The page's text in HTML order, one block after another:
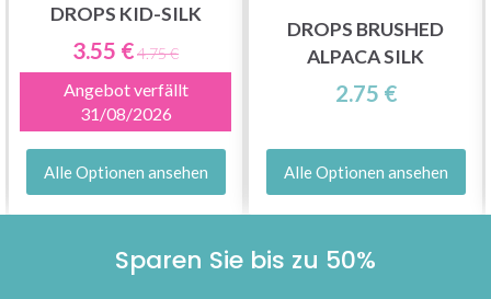
DROPS KID-SILK
3.55 €4.75 €
Angebot verfällt
31/08/2026
Alle Optionen ansehen
DROPS BRUSHED
ALPACA SILK
2.75 €
Alle Optionen ansehen
Sparen Sie bis zu 50%